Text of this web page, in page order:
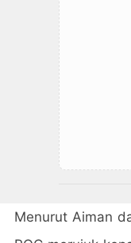
Menurut Aiman